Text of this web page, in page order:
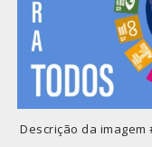
Descrição da imagem